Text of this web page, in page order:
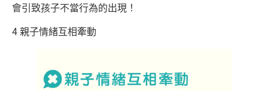
會引致孩子不當行為的出現！
4 親子情緒互相牽動